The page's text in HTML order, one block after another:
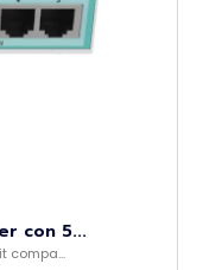
con 5...
compa...